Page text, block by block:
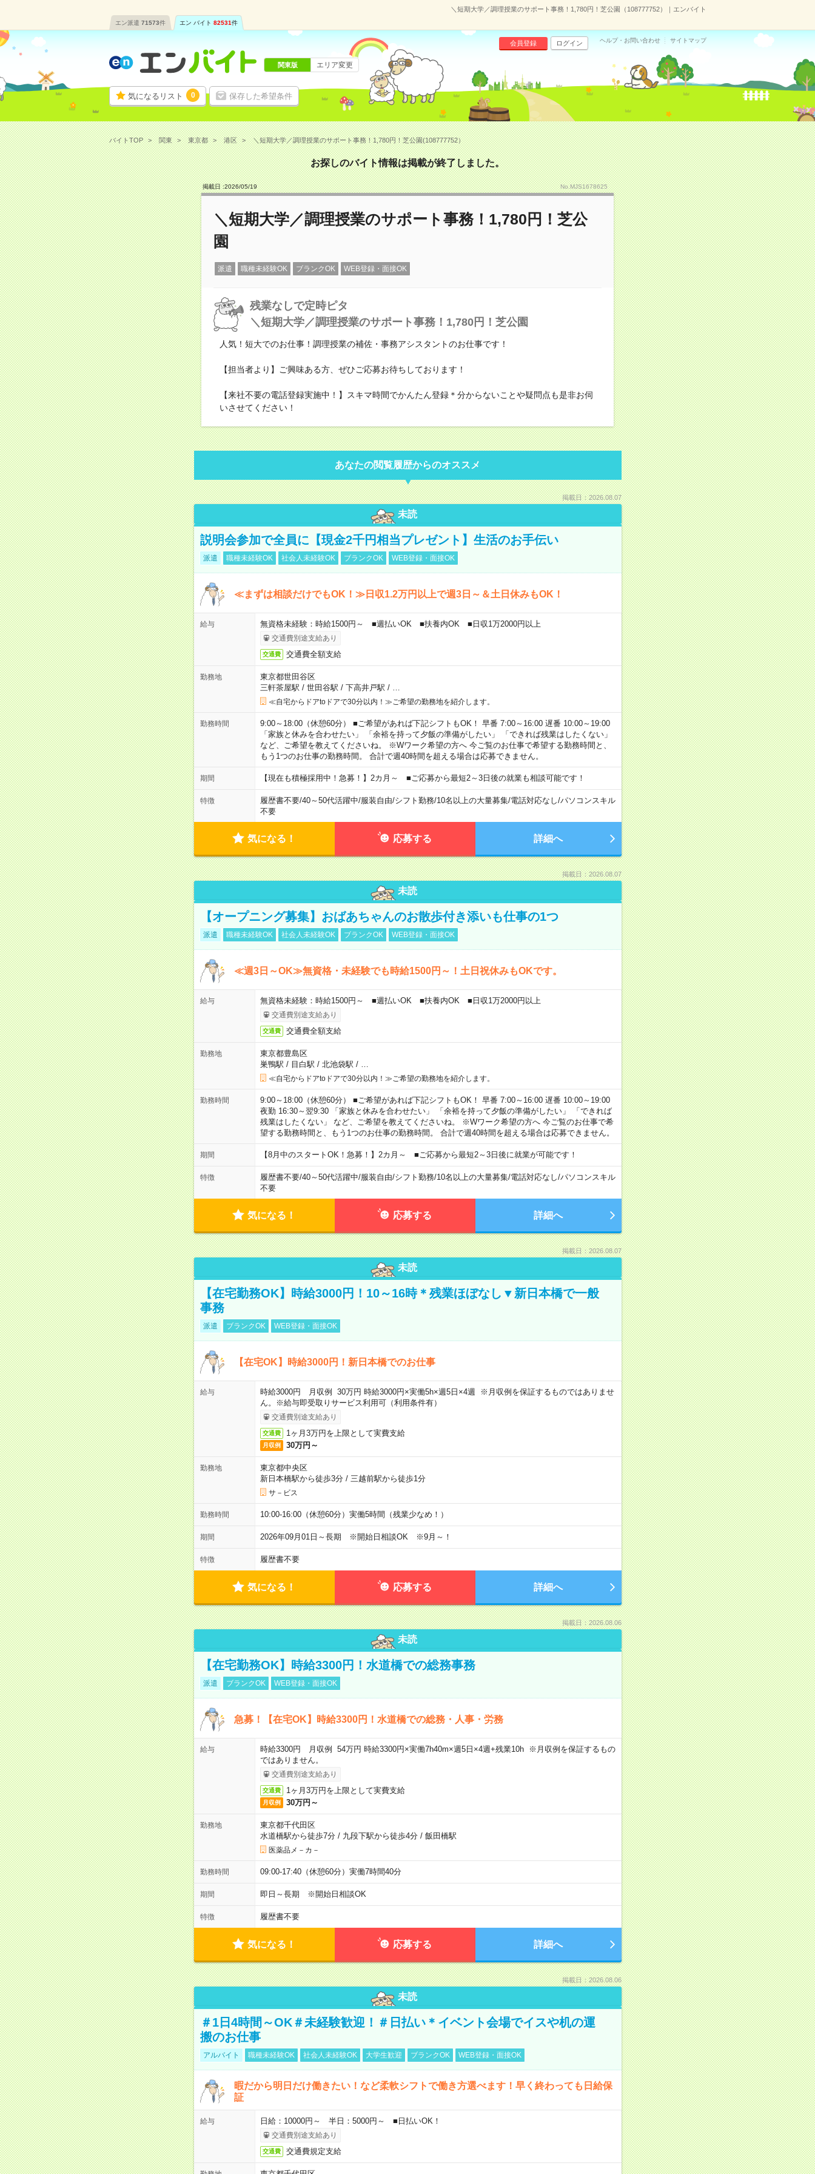
＼短期大学／調理授業のサポート事務！1,780円！芝公園（108777752）｜エンバイト
エン派遣 71573件 エン バイト 82531件
気になるリスト 0 保存した希望条件
会員登録 ログイン ヘルプ・お問い合わせ サイトマップ
関東版 エリア変更
バイトTOP 関東 東京都 港区 ＼短期大学／調理授業のサポート事務！1,780円！芝公園(108777752）
お探しのバイト情報は掲載が終了しました。
掲載日 :2026/05/19 No.MJS1678625
＼短期大学／調理授業のサポート事務！1,780円！芝公
園
派遣 職種未経験OK ブランクOK WEB登録・面接OK
残業なしで定時ピタ
＼短期大学／調理授業のサポート事務！1,780円！芝公園
人気！短大でのお仕事！調理授業の補佐・事務アシスタントのお仕事です！
【担当者より】ご興味ある方、ぜひご応募お待ちしております！
【来社不要の電話登録実施中！】スキマ時間でかんたん登録＊分からないことや疑問点も是非お伺
いさせてください！
あなたの閲覧履歴からのオススメ
掲載日：2026.08.07
未読
説明会参加で全員に【現金2千円相当プレゼント】生活のお手伝い
派遣 職種未経験OK 社会人未経験OK ブランクOK WEB登録・面接OK
≪まずは相談だけでもOK！≫日収1.2万円以上で週3日～＆土日休みもOK！
給与 無資格未経験：時給1500円～ ■週払いOK ■扶養内OK ■日収1万2000円以上
交通費別途支給あり
交通費 交通費全額支給
勤務地
東京都世田谷区
三軒茶屋駅 / 世田谷駅 / 下高井戸駅 /
≪自宅からドアtoドアで30分以内！≫ご希望の勤務地を紹介します。
勤務時間
9:00～18:00（休憩60分） ■ご希望があれば下記シフトもOK！ 早番 7:00～16:00 遅番 10:00～19:00
「家族と休みを合わせたい」 「余裕を持って夕飯の準備がしたい」 「できれば残業はしたくない」
など、ご希望を教えてくださいね。 ※Wワーク希望の方へ 今ご覧のお仕事で希望する勤務時間と、
もう1つのお仕事の勤務時間。 合計で週40時間を超える場合は応募できません。
期間 【現在も積極採用中！急募！】2カ月～ ■ご応募から最短2～3日後の就業も相談可能です！
特徴 履歴書不要/40～50代活躍中/服装自由/シフト勤務/10名以上の大量募集/電話対応なし/パソコンスキル
不要
気になる！ 応募する 詳細へ
掲載日：2026.08.07
未読
【オープニング募集】おばあちゃんのお散歩付き添いも仕事の1つ
派遣 職種未経験OK 社会人未経験OK ブランクOK WEB登録・面接OK
≪週3日～OK≫無資格・未経験でも時給1500円～！土日祝休みもOKです。
給与 無資格未経験：時給1500円～ ■週払いOK ■扶養内OK ■日収1万2000円以上
交通費別途支給あり
交通費 交通費全額支給
勤務地
東京都豊島区
巣鴨駅 / 目白駅 / 北池袋駅 /
≪自宅からドアtoドアで30分以内！≫ご希望の勤務地を紹介します。
勤務時間
9:00～18:00（休憩60分） ■ご希望があれば下記シフトもOK！ 早番 7:00～16:00 遅番 10:00～19:00
夜勤 16:30～翌9:30 「家族と休みを合わせたい」 「余裕を持って夕飯の準備がしたい」 「できれば
残業はしたくない」 など、ご希望を教えてくださいね。 ※Wワーク希望の方へ 今ご覧のお仕事で希
望する勤務時間と、もう1つのお仕事の勤務時間。 合計で週40時間を超える場合は応募できません。
期間 【8月中のスタートOK！急募！】2カ月～ ■ご応募から最短2～3日後に就業が可能です！
特徴 履歴書不要/40～50代活躍中/服装自由/シフト勤務/10名以上の大量募集/電話対応なし/パソコンスキル
不要
気になる！ 応募する 詳細へ
掲載日：2026.08.07
未読
【在宅勤務OK】時給3000円！10～16時＊残業ほぼなし▼新日本橋で一般
事務
派遣 ブランクOK WEB登録・面接OK
【在宅OK】時給3000円！新日本橋でのお仕事
給与
時給3000円 月収例 30万円 時給3000円×実働5h×週5日×4週 ※月収例を保証するものではありませ
ん。※給与即受取りサービス利用可（利用条件有）
交通費別途支給あり
交通費 1ヶ月3万円を上限として実費支給
月収例 30万円～
勤務地
東京都中央区
新日本橋駅から徒歩3分/ 三越前駅から徒歩1分
サ－ビス
勤務時間 10:00-16:00（休憩60分）実働5時間（残業少なめ！）
期間 2026年09月01日～長期 ※開始日相談OK ※9月～！
特徴 履歴書不要
気になる！ 応募する 詳細へ
掲載日：2026.08.06
未読
【在宅勤務OK】時給3300円！水道橋での総務事務
派遣 ブランクOK WEB登録・面接OK
急募！【在宅OK】時給3300円！水道橋での総務・人事・労務
給与
時給3300円 月収例 54万円 時給3300円×実働7h40m×週5日×4週+残業10h ※月収例を保証するもの
ではありません。
交通費別途支給あり
交通費 1ヶ月3万円を上限として実費支給
月収例 30万円～
勤務地
東京都千代田区
水道橋駅から徒歩7分/ 九段下駅から徒歩4分/ 飯田橋駅
医薬品メ－カ－
勤務時間 09:00-17:40（休憩60分）実働7時間40分
期間 即日～長期 ※開始日相談OK
特徴 履歴書不要
気になる！ 応募する 詳細へ
掲載日：2026.08.06
未読
＃1日4時間～OK＃未経験歓迎！＃日払い＊イベント会場でイスや机の運
搬のお仕事
アルバイト 職種未経験OK 社会人未経験OK 大学生歓迎 ブランクOK WEB登録・面接OK
暇だから明日だけ働きたい！など柔軟シフトで働き方選べます！早く終わっても日給保
証
給与 日給：10000円～ 半日：5000円～ ■日払いOK！
交通費別途支給あり
交通費 交通費規定支給